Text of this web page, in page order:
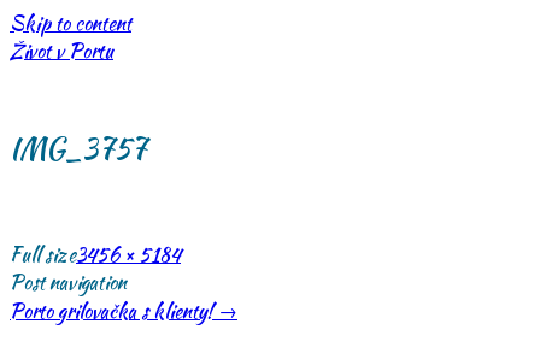
Skip to content
Život v Portu
IMG_3757
Full size3456 × 5184
Post navigation
Porto grilovačka s klienty!→